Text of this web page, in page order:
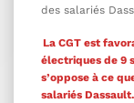
des salariés
La CGT est
électriques de 9
s’oppose à ce
salariés